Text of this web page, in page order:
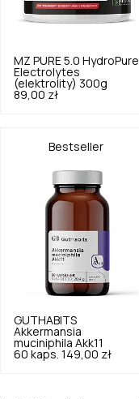
MZ PURE 5.0 HydroPure
Electrolytes
(elektrolity) 300g
89,00 zł
Bestseller
GUTHABITS
Akkermansia
muciniphila Akk11
60 kaps. 149,00 zł